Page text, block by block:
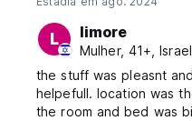
L limore
Mulher, 41+, Israel
the stuff was pleasnt
helpefull. location was
the room and bed was